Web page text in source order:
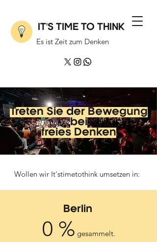
IT'S TIME TO THINK
Es ist Zeit zum Denken
Treten Sie der Bewegung
bei
freies Denken
Wollen wir It'stimetothink umsetzen in:
Berlin
0 % gesammelt.